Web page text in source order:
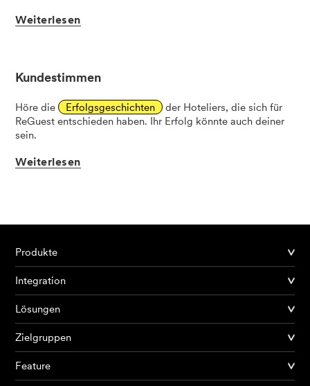
Weiterlesen
Kundestimmen
Höre die Erfolgsgeschichten
der Hoteliers, die sich für
ReGuest entschieden haben. Ihr Erfolg könnte auch deiner
sein.
Weiterlesen
Produkte
Integration
Lösungen
Zielgruppen
Feature